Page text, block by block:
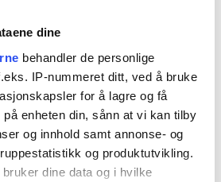
dine
behandler de personlige
IP-nummeret ditt, ved å bruke
for å lagre og få
enheten din, sånn at vi kan tilby
og innhold samt annonse- og
og produktutvikling.
dine data og i hvilke
fra